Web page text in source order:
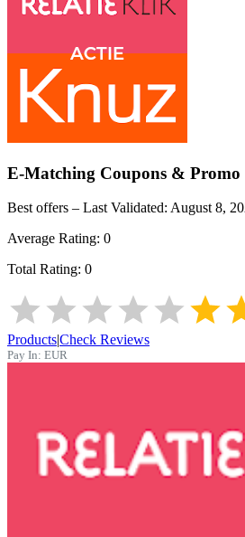
E-Matching Coupons & Promo
Best offers – Last Validated: August 8,
Average Rating: 0
Total Rating: 0
Products|Check Reviews
Pay In: EUR